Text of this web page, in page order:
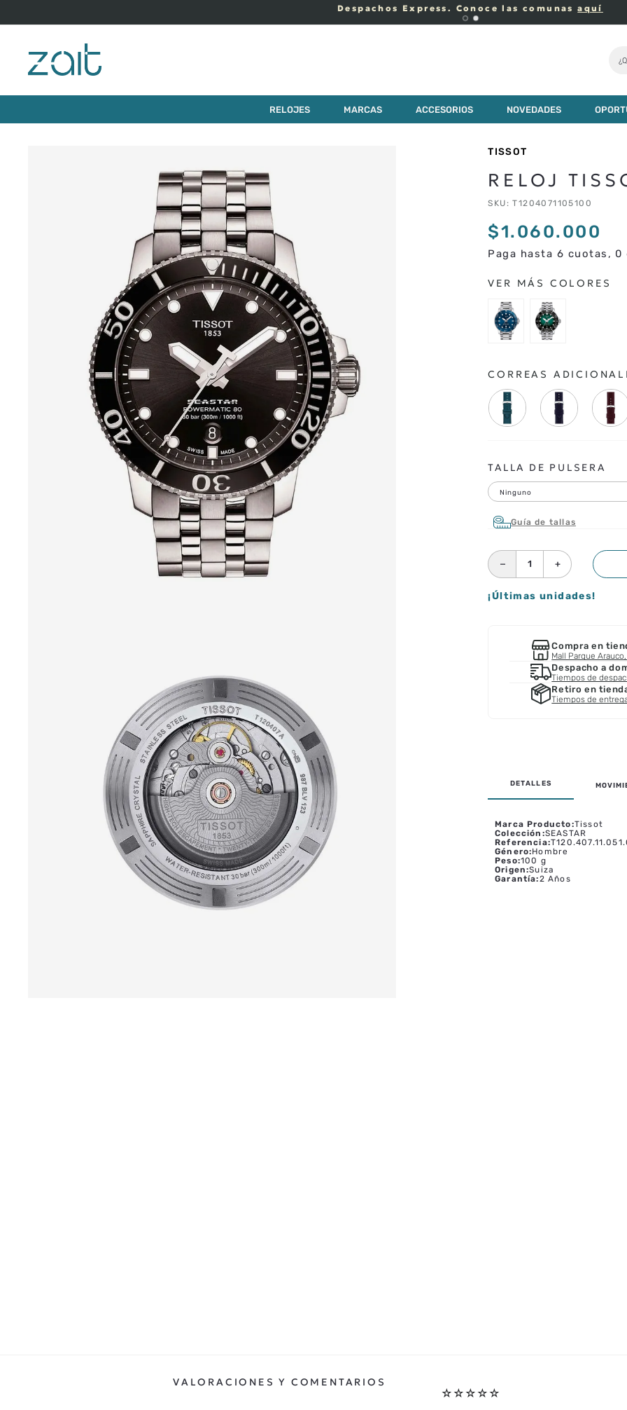
Despachos Express. Conoce las comunasaquí
RELOJES MARCAS ACCESORIOS NOVEDADES
RELOJ TISSOT SEASTAR 1000 43MM
TISSOT
RELOJ
SKU :T1204071105100
$1.060.000
Paga hasta 6 cuotas,
CORREAS
TALLA DE PULSERA
Ninguno
Guía de tallas
＋
－
¡Últimas unidades!
Compra en
Mall Parque
Despacho a
Tiempos de
Retiro en
Tiempos de
Marca Producto:Tissot
Colección :SEASTAR
Referencia:
Género:Hombre
Peso:100 g
Origen:Suiza
Garantía:2 Años
☆ ☆ ☆ ☆ ☆